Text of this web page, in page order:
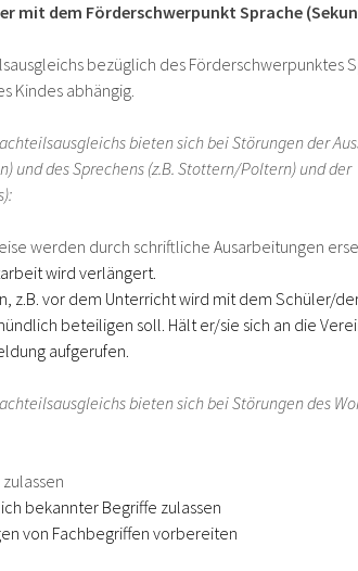
mit dem Förderschwerpunkt Sprache
bezüglich des Förderschwerpunktes
Kindes abhängig.
bieten sich beiStörungen der
und des Sprechens (z.B. Stottern/Poltern) und der
werden durch schriftliche Ausarbeitungen
wird verlängert.
z.B. vor dem Unterricht wird mit dem Schüler/
beteiligen soll. Hält er/sie sich an die
aufgerufen.
bieten sich bei Störungen des
bekannter Begriffe zulassen
von Fachbegriffen vorbereiten